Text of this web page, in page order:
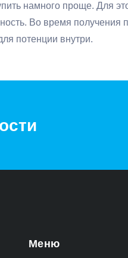
намного проще. Для
Во время получения
потенции внутри.
Меню